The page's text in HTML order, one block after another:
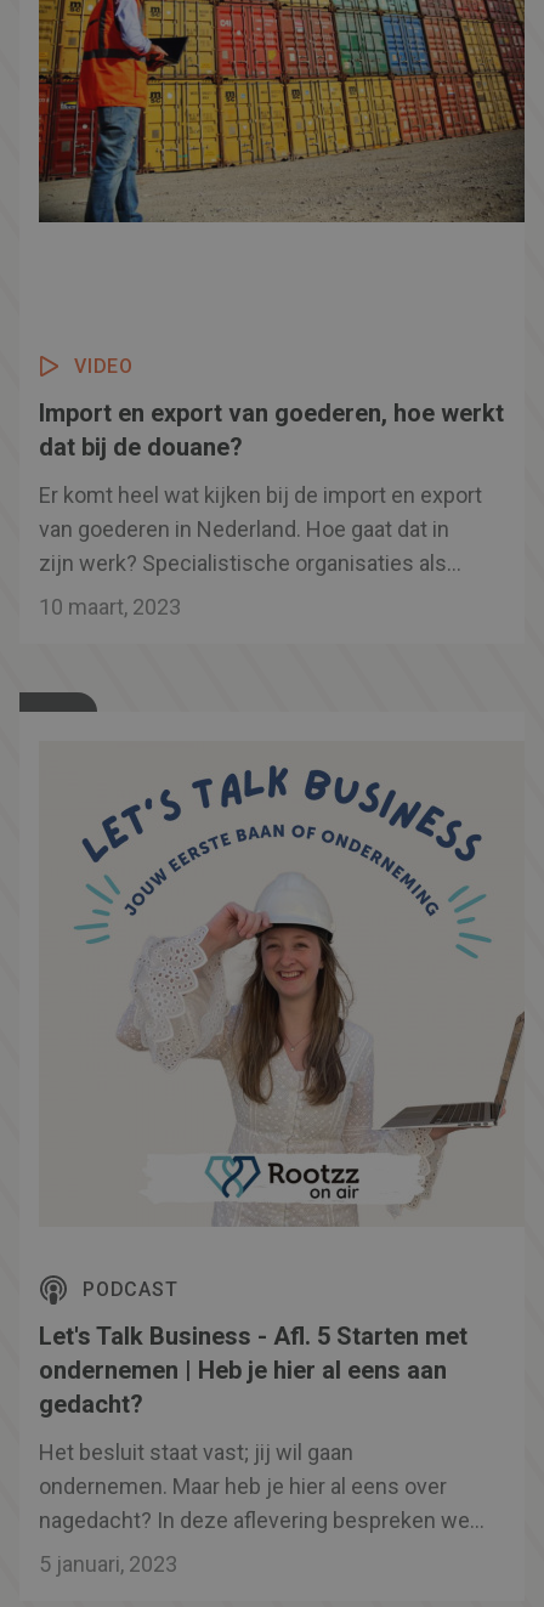
VIDEO
Import en export van goederen, hoe werkt
dat bij de douane?
Er komt heel wat kijken bij de import en export
van goederen in Nederland. Hoe gaat dat in
zijn werk? Specialistische organisaties als
Customs Support weten van de hoed en de
Vlaanderen zijn ze actief.
10 maart, 2023
PODCAST
Let's Talk Business - Afl. 5 Starten met
ondernemen | Heb je hier al eens aan
gedacht?
Het besluit staat vast; jij wil gaan
ondernemen. Maar heb je hier al eens over
nagedacht? In deze aflevering bespreken we
stellingen met succesvolle ondernemers. Zo
5 januari, 2023